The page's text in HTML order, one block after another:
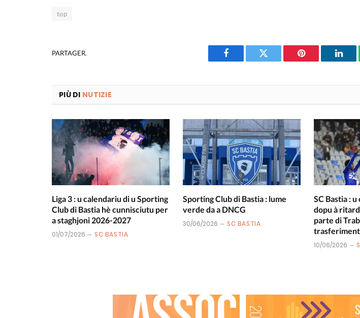
top
PARTAGER.
Facebook Twitter Pinterest
PIÙ DI NUTIZIE
Liga 3 : u calendariu di u Sporting
Club di Bastia hè cunnisciutu per
a staghjoni 2026-2027
01/07/2026 SC BASTIA
Sporting Club di Bastia : lume
verde da a DNCG
30/06/2026 SC BASTIA
SC Bastia :
dopu à
parte di
10/06/2026